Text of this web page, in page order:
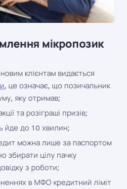
мікропозик
клієнтам видається
, це означає, що позичальник
яку отримав;
та розіграші призів;
йде до 10 хвилин;
можна лише за паспортом
збирати цілу пачку
з роботи;
в МФО кредитний ліміт